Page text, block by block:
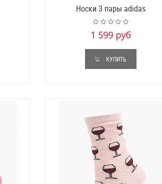
Носки 3 пары adidas
1 599 руб
КУПИТЬ